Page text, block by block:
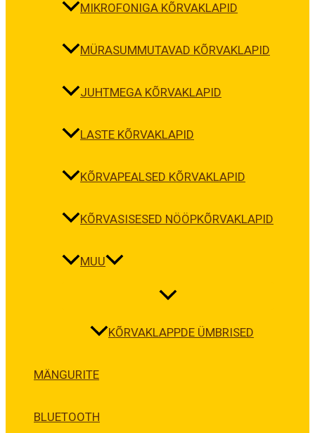
MIKROFONIGA KÕRVAKLAPID
MÜRASUMMUTAVAD KÕRVAKLAPID
JUHTMEGA KÕRVAKLAPID
LASTE KÕRVAKLAPID
KÕRVAPEALSED KÕRVAKLAPID
KÕRVASISESED NÖÖPKÕRVAKLAPID
MUU
KÕRVAKLAPPDE ÜMBRISED
MÄNGURITE
BLUETOOTH